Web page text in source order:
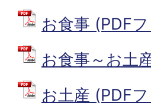
お食事 (PDF
お食事～お土
お土産 (PDF